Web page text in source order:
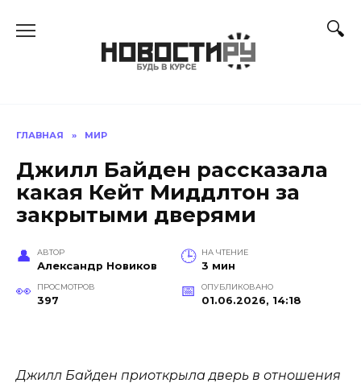
ГЛАВНАЯ » МИР
Джилл Байден рассказала
какая Кейт Миддлтон за
закрытыми дверями
АВТОР
Александр Новиков
НА ЧТЕНИЕ
3 мин
ПРОСМОТРОВ
397
ОПУБЛИКОВАНО
01.06.2026, 14:18
Джилл Байден приоткрыла дверь в отношения